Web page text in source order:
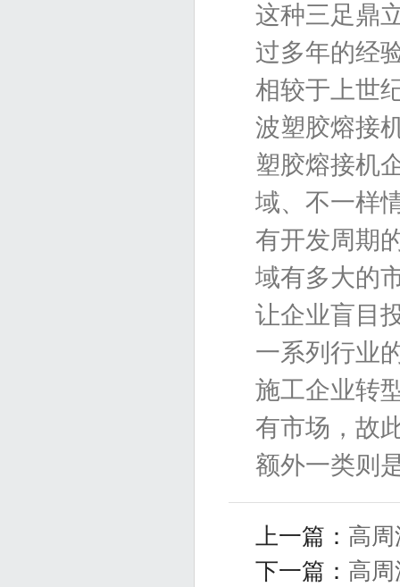
这种三足鼎
过多年的经
相较于上世
波塑胶熔接
塑胶熔接机
域、不一样
有开发周期
域有多大的
让企业盲目
一系列行业
施工企业转
有市场，故
额外一类则
上一篇： 高
下一篇： 高